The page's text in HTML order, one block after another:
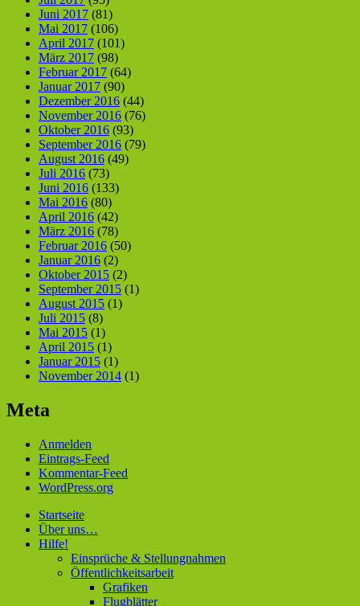
Juni 2017 (81)
Mai 2017 (106)
April 2017 (101)
März 2017 (98)
Februar 2017 (64)
Januar 2017 (90)
Dezember 2016 (44)
November 2016 (76)
Oktober 2016 (93)
September 2016 (79)
August 2016 (49)
Juli 2016 (73)
Juni 2016 (133)
Mai 2016 (80)
April 2016 (42)
März 2016 (78)
Februar 2016 (50)
Januar 2016 (2)
Oktober 2015 (2)
September 2015 (1)
August 2015 (1)
Juli 2015 (8)
Mai 2015 (1)
April 2015 (1)
Januar 2015 (1)
November 2014 (1)
Meta
Anmelden
Eintrags-Feed
Kommentar-Feed
WordPress.org
Startseite
Über uns…
Hilfe!
Einsprüche & Stellungnahmen
Öffentlichkeitsarbeit
Grafiken
Flugblätter